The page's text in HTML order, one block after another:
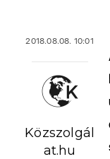
2018.08.08. 10:01
Közszolgál
at.hu